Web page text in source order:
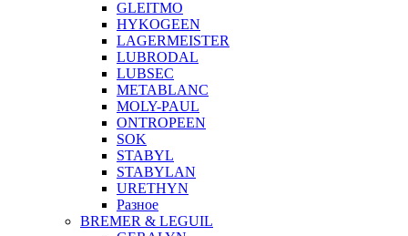
GLEITMO
HYKOGEEN
LAGERMEISTER
LUBRODAL
LUBSEC
METABLANC
MOLY-PAUL
ONTROPEEN
SOK
STABYL
STABYLAN
URETHYN
Разное
BREMER & LEGUIL